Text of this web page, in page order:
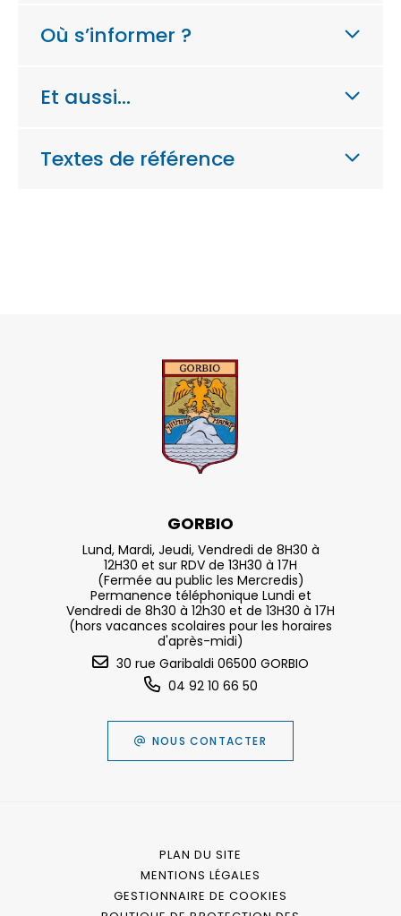
Où s’informer ?
Et aussi…
Textes de référence
GORBIO
Lund, Mardi, Jeudi, Vendredi de 8H30 à
12H30 et sur RDV de 13H30 à 17H
(Fermée au public les Mercredis)
Permanence téléphonique Lundi et
Vendredi de 8h30 à 12h30 et de 13H30 à 17H
(hors vacances scolaires pour les horaires
d'après-midi)
30 rue Garibaldi 06500 GORBIO
04 92 10 66 50
NOUS CONTACTER
PLAN DU SITE
MENTIONS LÉGALES
GESTIONNAIRE DE COOKIES